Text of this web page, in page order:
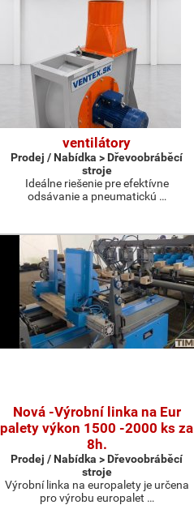
ventilátory
Prodej / Nabídka > Dřevoobráběcí
stroje
Ideálne riešenie pre efektívne
odsávanie a pneumatickú …
Nová -Výrobní linka na Eur
palety výkon 1500 -2000 ks za
8h.
Prodej / Nabídka > Dřevoobráběcí
stroje
Výrobní linka na europalety je určena
pro výrobu europalet …